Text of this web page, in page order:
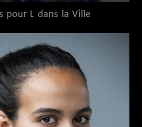
pour L dans la Ville